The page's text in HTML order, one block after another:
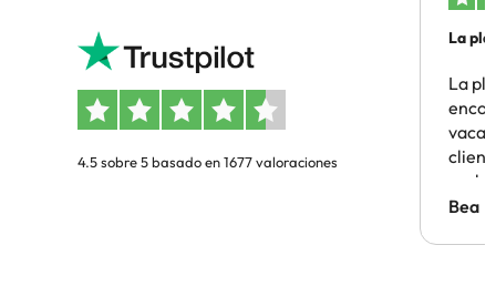
4.5 sobre 5 basado en 1677 valoraciones
La
La
Bea